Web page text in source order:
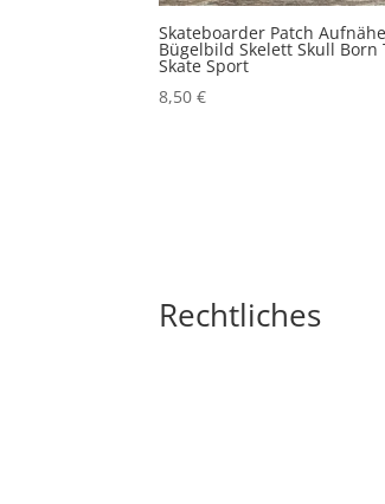
Skateboarder Patch
Bügelbild Skelett Skull Born
Skate Sport
8,50€
Rechtliches